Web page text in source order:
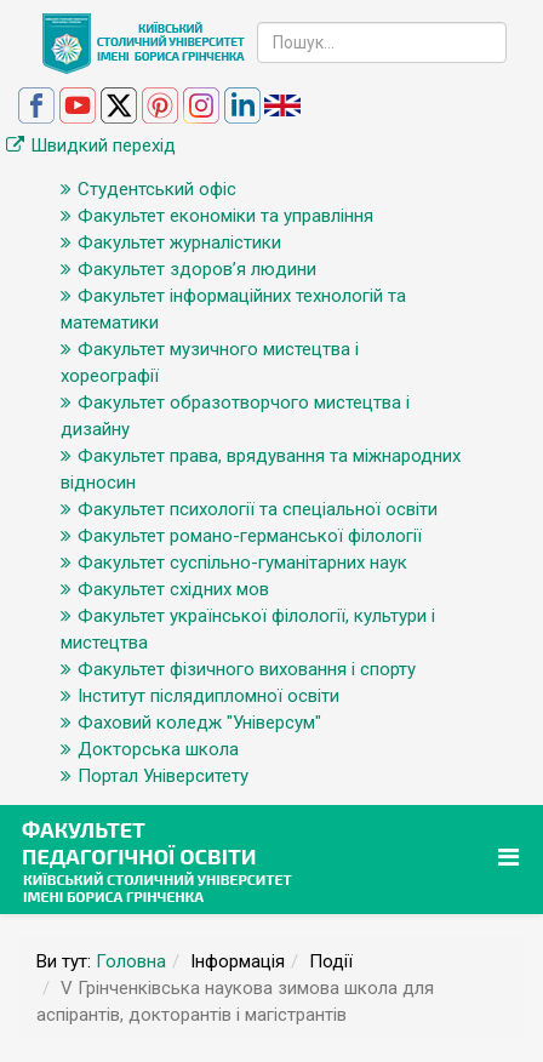
Швидкий перехід
Студентський офіс
Факультет економіки та управління
Факультет журналістики
Факультет здоров’я людини
Факультет інформаційних технологій та
математики
Факультет музичного мистецтва і
хореографії
Факультет образотворчого мистецтва і
дизайну
Факультет права, врядування та міжнародних
відносин
Факультет психології та спеціальної освіти
Факультет романо-германської філології
Факультет суспільно-гуманітарних наук
Факультет східних мов
Факультет української філології, культури і
мистецтва
Факультет фізичного виховання і спорту
Інститут післядипломної освіти
Фаховий коледж "Універсум"
Докторська школа
Портал Університету
Ви тут: Головна Інформація
Події
V Грінченківська наукова зимова школа для
аспірантів, докторантів і магістрантів